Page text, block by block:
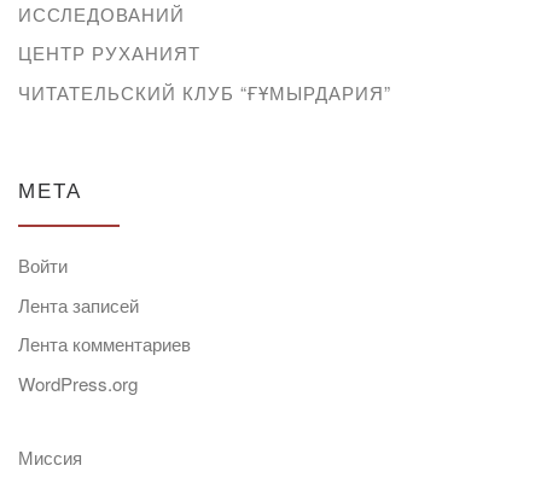
ИССЛЕДОВАНИЙ
ЦЕНТР РУХАНИЯТ
ЧИТАТЕЛЬСКИЙ КЛУБ “ҒҰМЫРДАРИЯ”
МЕТА
Войти
Лента записей
Лента комментариев
WordPress.org
Миссия